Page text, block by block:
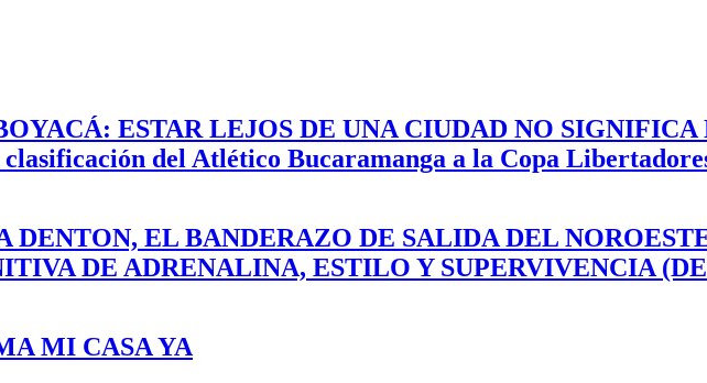
ESTAR LEJOS DE UNA CIUDAD NO SIGNIFICA
del Atlético Bucaramanga a la Copa
DENTON, EL BANDERAZO DE SALIDA DEL
DE ADRENALINA, ESTILO Y SUPERVIVENCIA
MI CASA YA